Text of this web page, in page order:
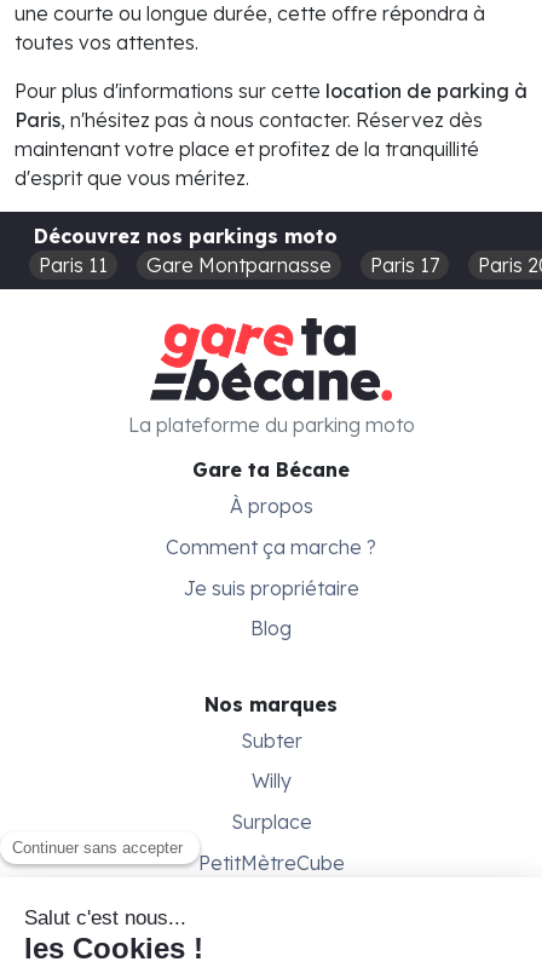
une courte ou longue durée, cette offre répondra à
toutes vos attentes.
Pour plus d'informations sur cette location de parking à
Paris, n'hésitez pas à nous contacter. Réservez dès
maintenant votre place et profitez de la tranquillité
d'esprit que vous méritez.
Découvrez nos parkings moto
Paris 11
Gare Montparnasse Paris 17 Paris
Gare ta Bécane
À propos
Comment ça marche ?
Je suis propriétaire
Blog
Nos marques
Subter
Willy
Surplace
PetitMètreCube
Besoin d'aide ?
La plateforme du parking moto